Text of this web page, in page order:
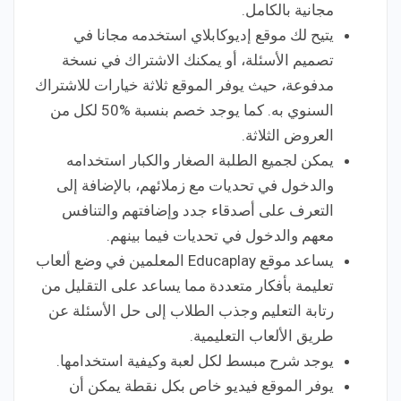
مجانية بالكامل.
يتيح لك موقع إديوكابلاي استخدمه مجانا في
تصميم الأسئلة، أو يمكنك الاشتراك في نسخة
مدفوعة، حيث يوفر الموقع ثلاثة خيارات للاشتراك
السنوي به. كما يوجد خصم بنسبة %50 لكل من
العروض الثلاثة.
يمكن لجميع الطلبة الصغار والكبار استخدامه
والدخول في تحديات مع زملائهم، بالإضافة إلى
التعرف على أصدقاء جدد وإضافتهم والتنافس
معهم والدخول في تحديات فيما بينهم.
يساعد موقع Educaplay المعلمين في وضع ألعاب
تعليمة بأفكار متعددة مما يساعد على التقليل من
رتابة التعليم وجذب الطلاب إلى حل الأسئلة عن
طريق الألعاب التعليمية.
يوجد شرح مبسط لكل لعبة وكيفية استخدامها.
يوفر الموقع فيديو خاص بكل نقطة يمكن أن